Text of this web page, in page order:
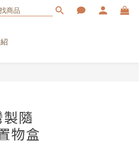
隨
物盒